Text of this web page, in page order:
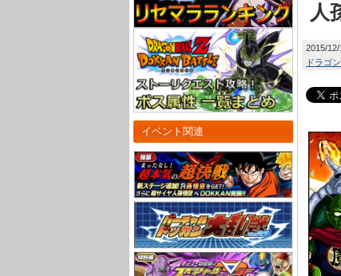
イベント関連
人
2015/12/
ドラゴ